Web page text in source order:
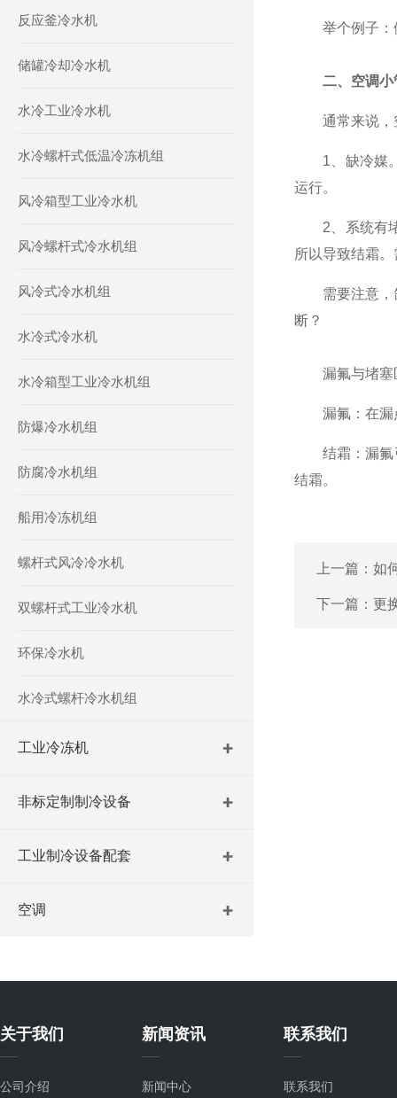
反应釜冷水机
储罐冷却冷水机
水冷工业冷水机
水冷螺杆式低温冷冻机组
风冷箱型工业冷水机
风冷螺杆式冷水机组
风冷式冷水机组
水冷式冷水机
水冷箱型工业冷水机组
防爆冷水机组
防腐冷水机组
船用冷冻机组
螺杆式风冷冷水机
双螺杆式工业冷水机
环保冷水机
水冷式螺杆冷水机组
工业冷冻机
非标定制制冷设备
工业制冷设备配套
空调
举个例子：假
二、空调
通常来说，空
1、缺冷媒。
运行。
2、系统有堵
所以导致结霜
需要注意，缺
断？
漏氟与堵塞
漏氟：在漏点
结霜：漏氟引
结霜。
上一篇： 如
下一篇： 更
关于我们
公司介绍
新闻资讯
新闻中心
联系我们
联系我们